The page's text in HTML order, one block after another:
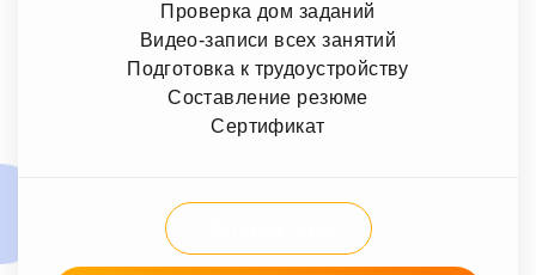
Проверка дом заданий
Видео-записи всех занятий
Подготовка к трудоустройству
Составление резюме
Сертификат